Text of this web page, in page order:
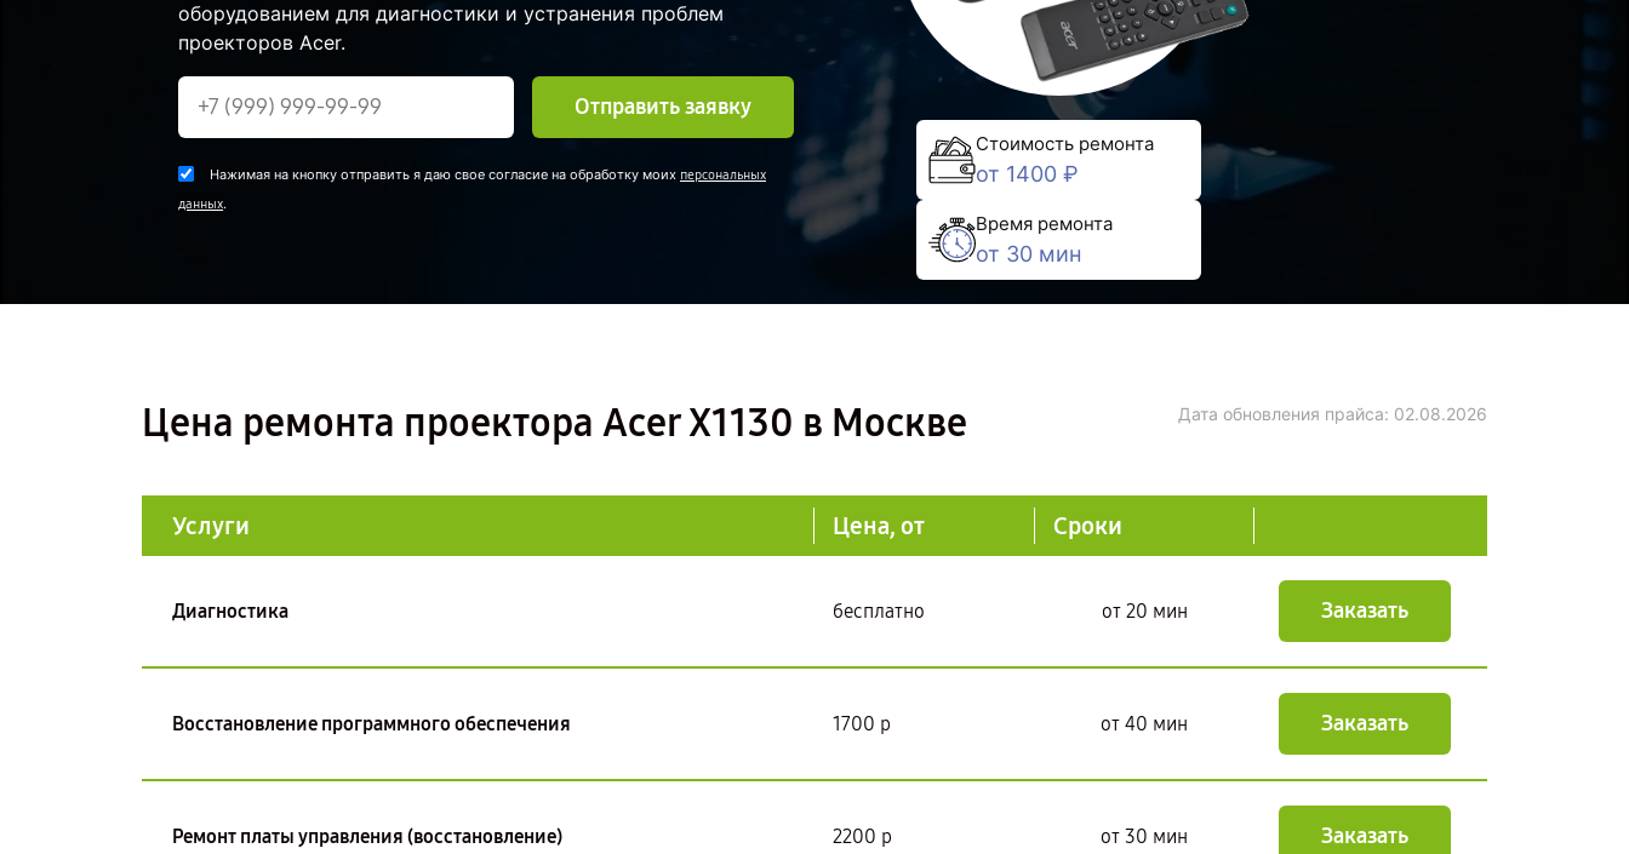
оборудованием для диагностики и устранения проблем
проекторов Acer.
Отправить заявку
Нажимая на кнопку отправить я даю свое согласие на обработку моих персональных
данных.
Стоимость ремонта
от 1400 ₽
Время ремонта
от 30 мин
Цена ремонта проектора Acer X1130 в Москве Дата обновления прайса: 02.08.2026
Услуги Цена, от Сроки
Диагностика бесплатно от 20 мин Заказать
Восстановление программного обеспечения 1700 р от 40 мин Заказать
Ремонт платы управления (восстановление) 2200 р от 30 мин Заказать